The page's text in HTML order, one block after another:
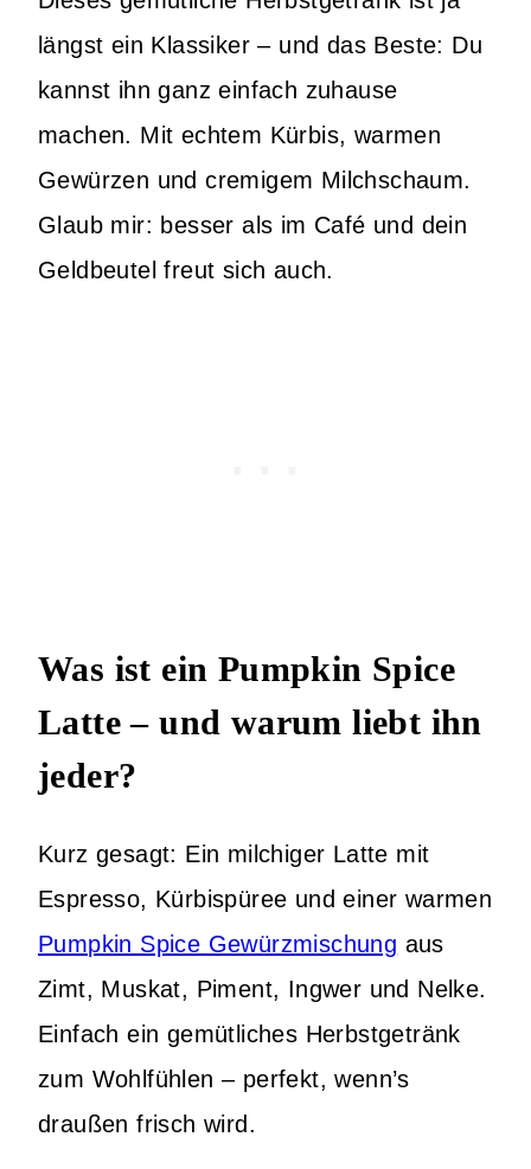
längst ein Klassiker – und das Beste: Du
kannst ihn ganz einfach zuhause
machen. Mit echtem Kürbis, warmen
Gewürzen und cremigem Milchschaum.
Glaub mir: besser als im Café und dein
Geldbeutel freut sich auch.
Was ist ein Pumpkin Spice
Latte – und warum liebt ihn
jeder?
Kurz gesagt: Ein milchiger Latte mit
Espresso, Kürbispüree und einer warmen
Pumpkin Spice Gewürzmischung aus
Zimt, Muskat, Piment, Ingwer und Nelke.
Einfach ein gemütliches Herbstgetränk
zum Wohlfühlen – perfekt, wenn’s
draußen frisch wird.